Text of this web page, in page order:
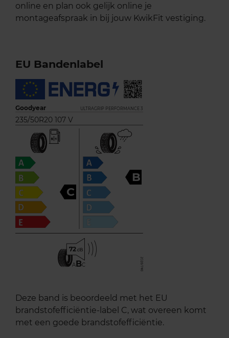
online en plan ook gelijk online je
montageafspraak in bij jouw KwikFit vestiging.
EU Bandenlabel
Goodyear ULTRAGRIP PERFORMANCE 3
235/50R20 107 V
C
B
72
ABC
Deze band is beoordeeld met het EU
brandstofefficiëntie-label C, wat overeen komt
met een goede brandstofefficiëntie.